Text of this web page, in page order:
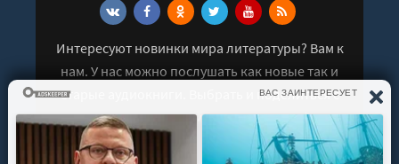
Интересуют новинки мира литературы? Вам к
нам. У нас можно послушать как новые так и
старые аудиокниги. Выбрать и поделиться с
друзьями лучшими аудиокнигами!